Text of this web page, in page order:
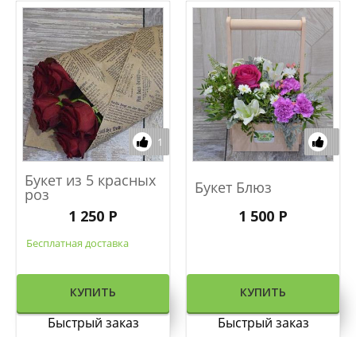
Заказ по телефону:
+7 (912) 327-18-03
ЗАКАЗАТЬ ЗВОНОК
1
Букет из 5 красных
роз
1 250 Р
Бесплатная доставка
КУПИТЬ
Быстрый заказ
Букет Блюз
1 500 Р
КУПИТЬ
Быстрый заказ